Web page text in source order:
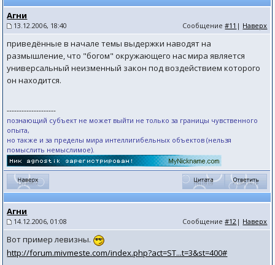
Агни
13.12.2006, 18:40 Сообщение#11 | Наверх
приведённые в начале темы выдержки наводят на
размышление, что "богом" окружающего нас мира является
универсальный неизменный закон под воздействием которого
он находится.
--------------------
познающий субъект не может выйти не только за границы чувственного
опыта,
но также и за пределы мира интеллигибельных объектов (нельзя
помыслить немыслимое).
Агни
14.12.2006, 01:08 Сообщение#12 | Наверх
Вот пример левизны.
http://forum.mivmeste.com/index.php?act=ST...t=3&st=400#